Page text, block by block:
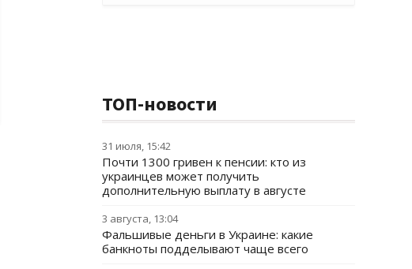
ТОП-новости
31 июля, 15:42
Почти 1300 гривен к пенсии: кто из
украинцев может получить
дополнительную выплату в августе
3 августа, 13:04
Фальшивые деньги в Украине: какие
банкноты подделывают чаще всего